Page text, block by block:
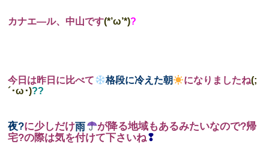
カナエ―ル、中山です(*’ω’*)?
今日は昨日に比べて 格段に冷えた朝 になりましたね(;
´･ω･)??
夜?に少しだけ雨
が降る地域もあるみたいなので?帰
宅?の際は気を付けて下さいね❢